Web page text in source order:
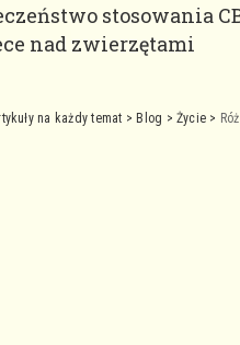
stosowania
nad zwierzętami
na każdy temat > Blog > Życie >